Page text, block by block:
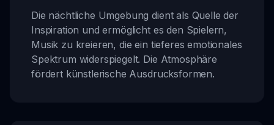
Die nächtliche Umgebung dient als Quelle der
Inspiration und ermöglicht es den Spielern,
Musik zu kreieren, die ein tieferes emotionales
Spektrum widerspiegelt. Die Atmosphäre
fördert künstlerische Ausdrucksformen.